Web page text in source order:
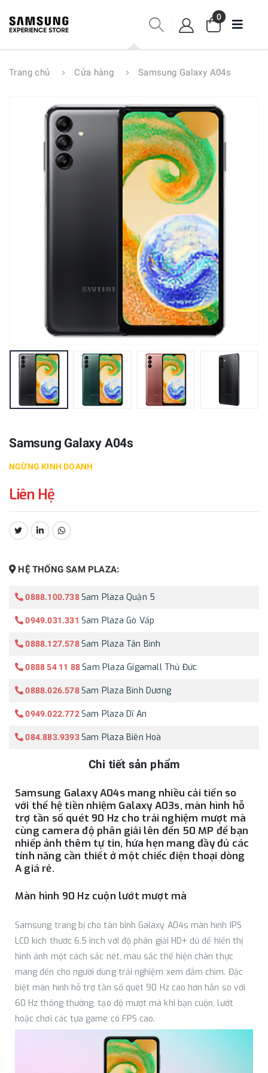
0
Trang chủ Cửa hàng Samsung Galaxy A04s
Samsung Galaxy A04s
NGỪNG KINH DOANH
Liên Hệ
CHIA SẺ:
HỆ THỐNG SAM PLAZA:
0888.100.738 Sam Plaza Quận 5
0949.031.331 Sam Plaza Gò Vấp
0888.127.578 Sam Plaza Tân Bình
0888 54 11 88 Sam Plaza Gigamall Thủ Đức
0888.026.578 Sam Plaza Bình Dương
0949.022.772 Sam Plaza Dĩ An
084.883.9393 Sam Plaza Biên Hoà
Chi tiết sản phẩm
Samsung Galaxy A04s mang nhiều cải tiến so
với thế hệ tiền nhiệm Galaxy A03s, màn hình hỗ
trợ tần số quét 90 Hz cho trải nghiệm mượt mà
cùng camera độ phân giải lên đến 50 MP để bạn
nhiếp ảnh thêm tự tin, hứa hẹn mang đầy đủ các
tính năng cần thiết ở một chiếc điện thoại dòng
A giá rẻ.
Màn hình 90 Hz cuộn lướt mượt mà
Samsung trang bị cho tân binh Galaxy A04s màn hình IPS
LCD kích thước 6.5 inch với độ phân giải HD+ đủ để hiển thị
hình ảnh một cách sắc nét, màu sắc thể hiện chân thực
mang đến cho người dùng trải nghiệm xem đắm chìm. Đặc
biệt màn hình hỗ trợ tần số quét 90 Hz cao hơn hẳn so với
60 Hz thông thường, tạo độ mượt mà khi bạn cuộn, lướt
hoặc chơi các tựa game có FPS cao.